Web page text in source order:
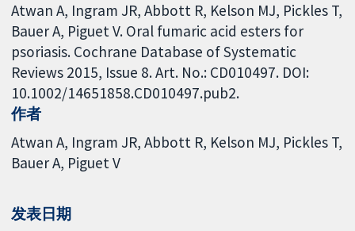
Atwan A, Ingram JR, Abbott R, Kelson MJ, Pickles T,
Bauer A, Piguet V. Oral fumaric acid esters for
psoriasis. Cochrane Database of Systematic
Reviews 2015, Issue 8. Art. No.: CD010497. DOI:
10.1002/14651858.CD010497.pub2.
作者
Atwan A Ingram JR Abbott R Kelson MJ Pickles T
Bauer A Piguet V
发表日期